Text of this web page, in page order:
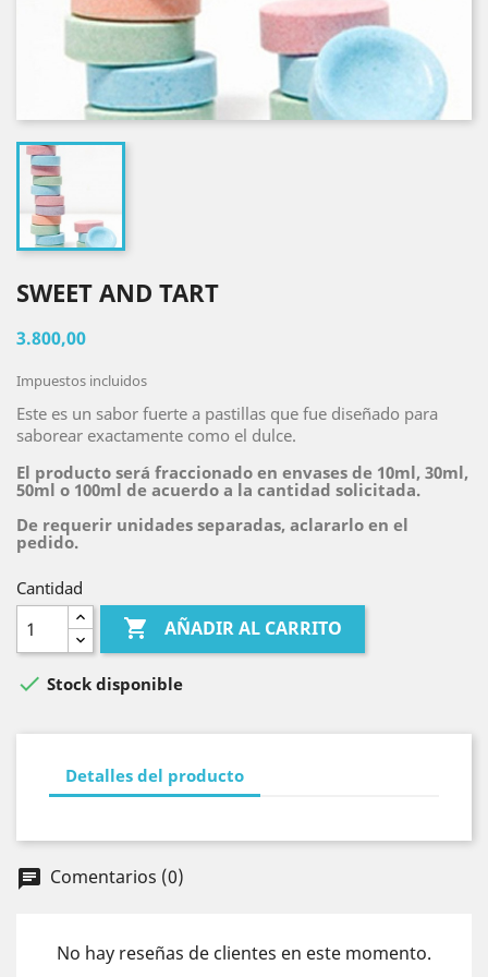
SWEET AND TART
3.800,00
Impuestos incluidos
Este es un sabor fuerte a pastillas que fue diseñado para
saborear exactamente como el dulce.
El producto será fraccionado en envases de 10ml, 30ml,
50ml o 100ml de acuerdo a la cantidad solicitada.
De requerir unidades separadas, aclararlo en el
pedido.
Cantidad
 AÑADIR AL CARRITO
 Stock disponible
Detalles del producto
chat Comentarios (0)
No hay reseñas de clientes en este momento.